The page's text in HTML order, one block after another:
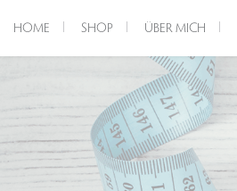
HOME SHOP ÜBER MICH